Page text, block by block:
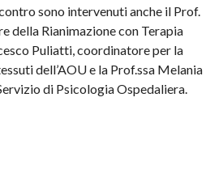
sono intervenuti anche il Prof.
Rianimazione con Terapia
Puliatti, coordinatore per la
dell’AOU e la Prof.ssa Melania
di Psicologia Ospedaliera.